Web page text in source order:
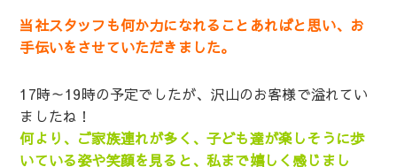
当社スタッフも何か力になれることあればと思い、お
手伝いをさせていただきました。
17時～19時の予定でしたが、沢山のお客様で溢れてい
ましたね！
何より、ご家族連れが多く、子ども達が楽しそうに歩
いている姿や笑顔を見ると、私まで嬉しく感じまし